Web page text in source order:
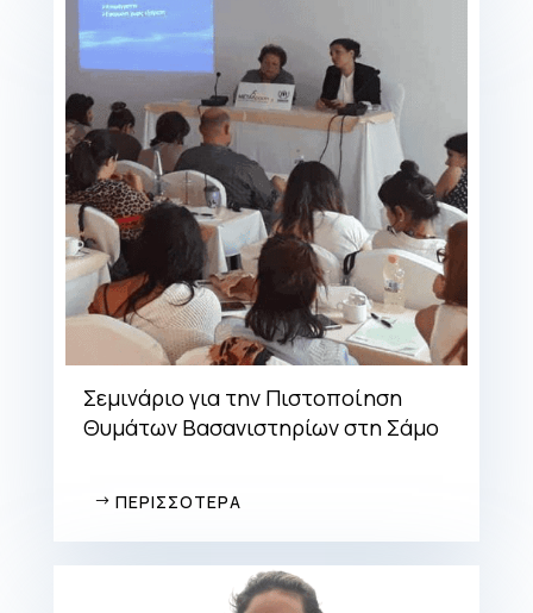
Σεμινάριο για την Πιστοποίηση
Θυμάτων Βασανιστηρίων στη Σάμο
ΠΕΡΙΣΣΟΤΕΡΑ